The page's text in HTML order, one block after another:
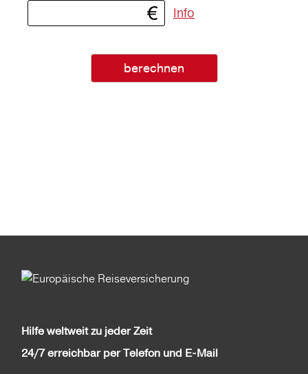
Info
berechnen
Hilfe weltweit zu jeder Zeit
24/7 erreichbar per Telefon und E-Mail